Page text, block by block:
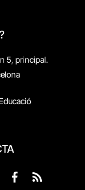
5, principal.
Facebook
RSS